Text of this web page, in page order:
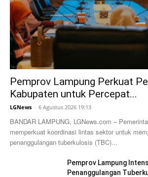
Pemprov Lampung Perkuat
Kabupaten untuk Percepat...
LGNews - 6 Agustus 2026 19:13
BANDAR LAMPUNG, LGNews.com –
memperkuat koordinasi lintas sektor untuk
penanggulangan tuberkulosis (TBC)...
Pemprov Lampung
Penanggulangan